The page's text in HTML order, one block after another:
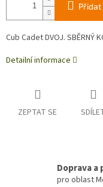
Přidat
Cub Cadet DVOJ. SBĚRNÝ
Detailní informace
ZEPTAT SE
Doprava
pro oblast